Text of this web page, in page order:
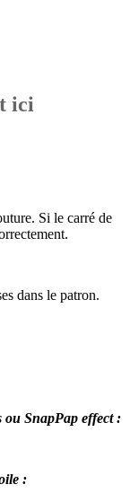
ici
Si le carré de
dans le patron.
ou SnapPap effect :
: